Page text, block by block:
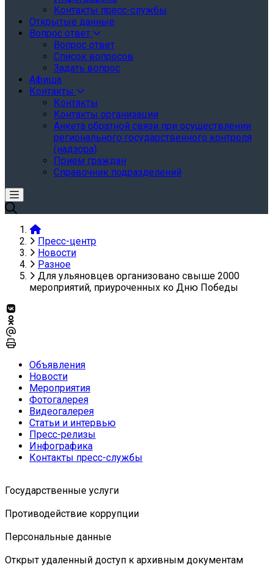
Контакты пресс-службы
Открытые данные
Вопрос ответ
Вопрос ответ
Список вопросов
Задать вопрос
Афиша
Контакты
Контакты
Контакты организации
Анкета обратной связи при осуществлении
регионального государственного контроля
(надзора)
Прием граждан
Справочник подразделений
Пресс-центр
Новости
Разное
Для ульяновцев организовано свыше 2000
мероприятий, приуроченных ко Дню Победы
Объявления
Новости
Мероприятия
Фотогалерея
Видеогалерея
Статьи и интервью
Пресс-релизы
Инфографика
Контакты пресс-службы
Государственные услуги
Противодействие коррупции
Персональные данные
Открыт удаленный доступ к архивным документам